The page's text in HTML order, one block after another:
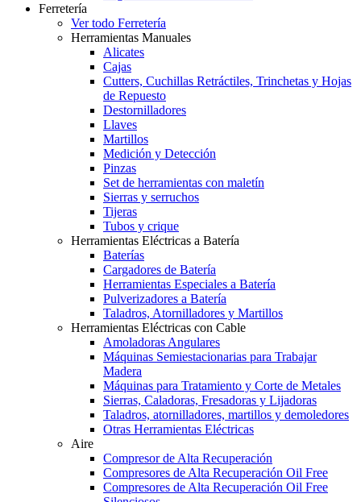
Ferretería
Ver todo Ferretería
Herramientas Manuales
Alicates
Cajas
Cutters, Cuchillas Retráctiles, Trinchetas y Hojas
de Repuesto
Destornilladores
Llaves
Martillos
Medición y Detección
Pinzas
Set de herramientas con maletín
Sierras y serruchos
Tijeras
Tubos y crique
Herramientas Eléctricas a Batería
Baterías
Cargadores de Batería
Herramientas Especiales a Batería
Pulverizadores a Batería
Taladros, Atornilladores y Martillos
Herramientas Eléctricas con Cable
Amoladoras Angulares
Máquinas Semiestacionarias para Trabajar
Madera
Máquinas para Tratamiento y Corte de Metales
Sierras, Caladoras, Fresadoras y Lijadoras
Taladros, atornilladores, martillos y demoledores
Otras Herramientas Eléctricas
Aire
Compresor de Alta Recuperación
Compresores de Alta Recuperación Oil Free
Compresores de Alta Recuperación Oil Free